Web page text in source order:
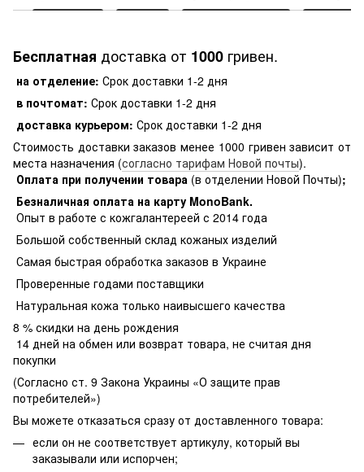
Бесплатная доставка от 1000 гривен.
на отделение: Срок доставки 1-2 дня
в почтомат: Срок доставки 1-2 дня
доставка курьером: Срок доставки 1-2 дня
Стоимость доставки заказов менее 1000 гривен зависит от
места назначения (согласно тарифам Новой почты).
Оплата при получении товара (в отделении Новой Почты);
Безналичная оплата на карту MonoBank.
Опыт в работе с кожгалантереей с 2014 года
Большой собственный склад кожаных изделий
Самая быстрая обработка заказов в Украине
Проверенные годами поставщики
Натуральная кожа только наивысшего качества
8 % скидки на день рождения
14 дней на обмен или возврат товара, не считая дня
покупки
(Согласно ст. 9 Закона Украины «О защите прав
потребителей»)
Вы можете отказаться сразу от доставленного товара:
если он не соответствует артикулу, который вы
заказывали или испорчен;